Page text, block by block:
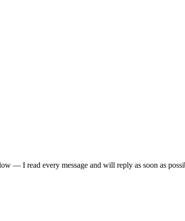
— I read every message and will reply as soon as